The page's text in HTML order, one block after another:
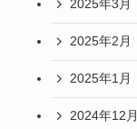
2025年3月
2025年2月
2025年1月
2024年12月